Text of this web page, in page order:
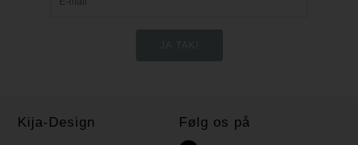
Kija-Design Følg os på